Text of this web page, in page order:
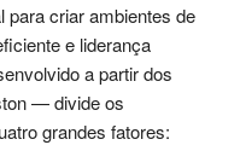
para criar ambientes de
e liderança
a partir dos
— divide os
grandes fatores: